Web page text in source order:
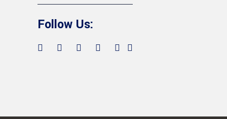
Follow Us: